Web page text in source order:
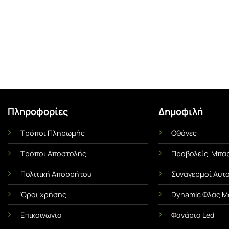
Πληροφορίες
Τρόποι Πληρωμής
Τρόποι Αποστολής
Πολιτική Απορρήτου
Όροι χρήσης
Επικοινωνία
Δημοφιλή
Οθόνες
Προβολείς-
Συναγερμοί
Dynamic Φλάς
Φανάρια Led
Όσα
ή
ΜΕΜΒΡΆΝΕΣ ΟΧΗΜΆΤΩΝ
Αντηλιακές Μεμβράνες Αυτοκινήτου
Πλήρης Οδηγός! Πλεονεκτήματα &
Χρήσιμες Συμβουλές
Οι αντηλιακές μεμβράνες
(γνωστές και ως φιμέ
Αντιχαρακτική
Ασπίδα του
Τι είναι η
(Paint